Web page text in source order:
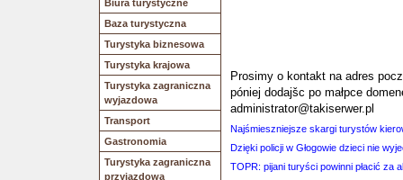
Biura turystyczne
Baza turystyczna
Turystyka biznesowa
Turystyka krajowa
Turystyka zagraniczna
wyjazdowa
Transport
Gastronomia
Turystyka zagraniczna
przyjazdowa
Prosimy o kontakt na adres
póniej dodajšc po małpce
administrator@takiserwer.pl
Najśmieszniejsze skargi turystów
Dzięki policji w Głogowie dzieci nie
TOPR: pijani turyści powinni płacić za